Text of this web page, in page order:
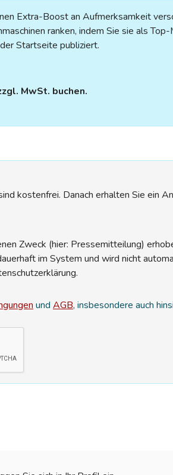
Extra-Boost an Aufmerksamkeit
ranken, indem Sie sie als
Startseite publiziert.
MwSt. buchen.
kostenfrei. Danach erhalten Sie ein
Zweck (hier: Pressemitteilung)
im System und wird nicht
und AGB, insbesondere auch